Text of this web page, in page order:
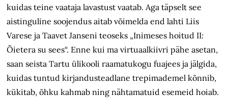
kuidas teine vaataja lavastust vaatab. Aga täpselt see
aistinguline soojendus aitab võimelda end lahti Liis
Varese ja Taavet Janseni teoseks „Inimeses hoitud II:
Õietera su sees“. Enne kui ma virtuaalkiivri pähe asetan,
saan seista Tartu ülikooli raamatukogu fuajees ja jälgida,
kuidas tuntud kirjandusteadlane trepimademel kõnnib,
kükitab, õhku kahmab ning nähtamatuid esemeid hoiab.